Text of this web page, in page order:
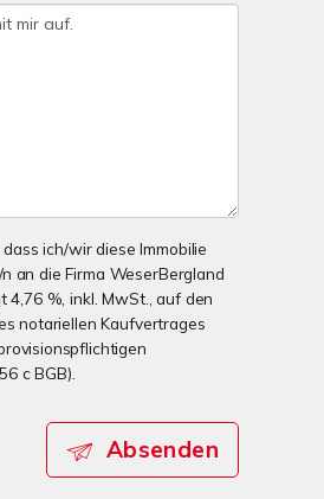
ich/wir diese Immobilie
an die Firma WeserBergland
4,76 %, inkl. MwSt., auf den
notariellen Kaufvertrages
c BGB).
Absenden